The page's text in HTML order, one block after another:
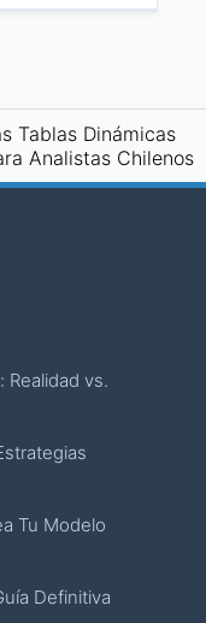
Tablas Dinámicas
Analistas Chilenos
Realidad vs.
Tu Modelo
Definitiva